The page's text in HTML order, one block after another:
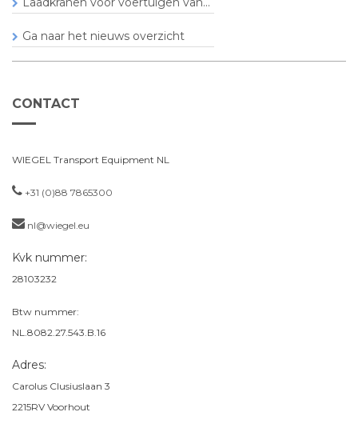
Ga naar het nieuws overzicht
CONTACT
WIEGEL Transport Equipment NL
+31 (0)88 7865300
nl@wiegel.eu
Kvk nummer:
28103232
Btw nummer:
NL.8082.27.543.B.16
Adres:
Carolus Clusiuslaan 3
2215RVVoorhout